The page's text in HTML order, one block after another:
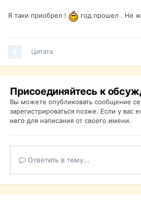
Я таки приобрел ! год прошел . Не
Цитата
Присоединяйтесь к
Вы можете опубликовать сообщение
зарегистрироваться позже. Если у вас
него для написания от своего имени.
Ответить в тему...